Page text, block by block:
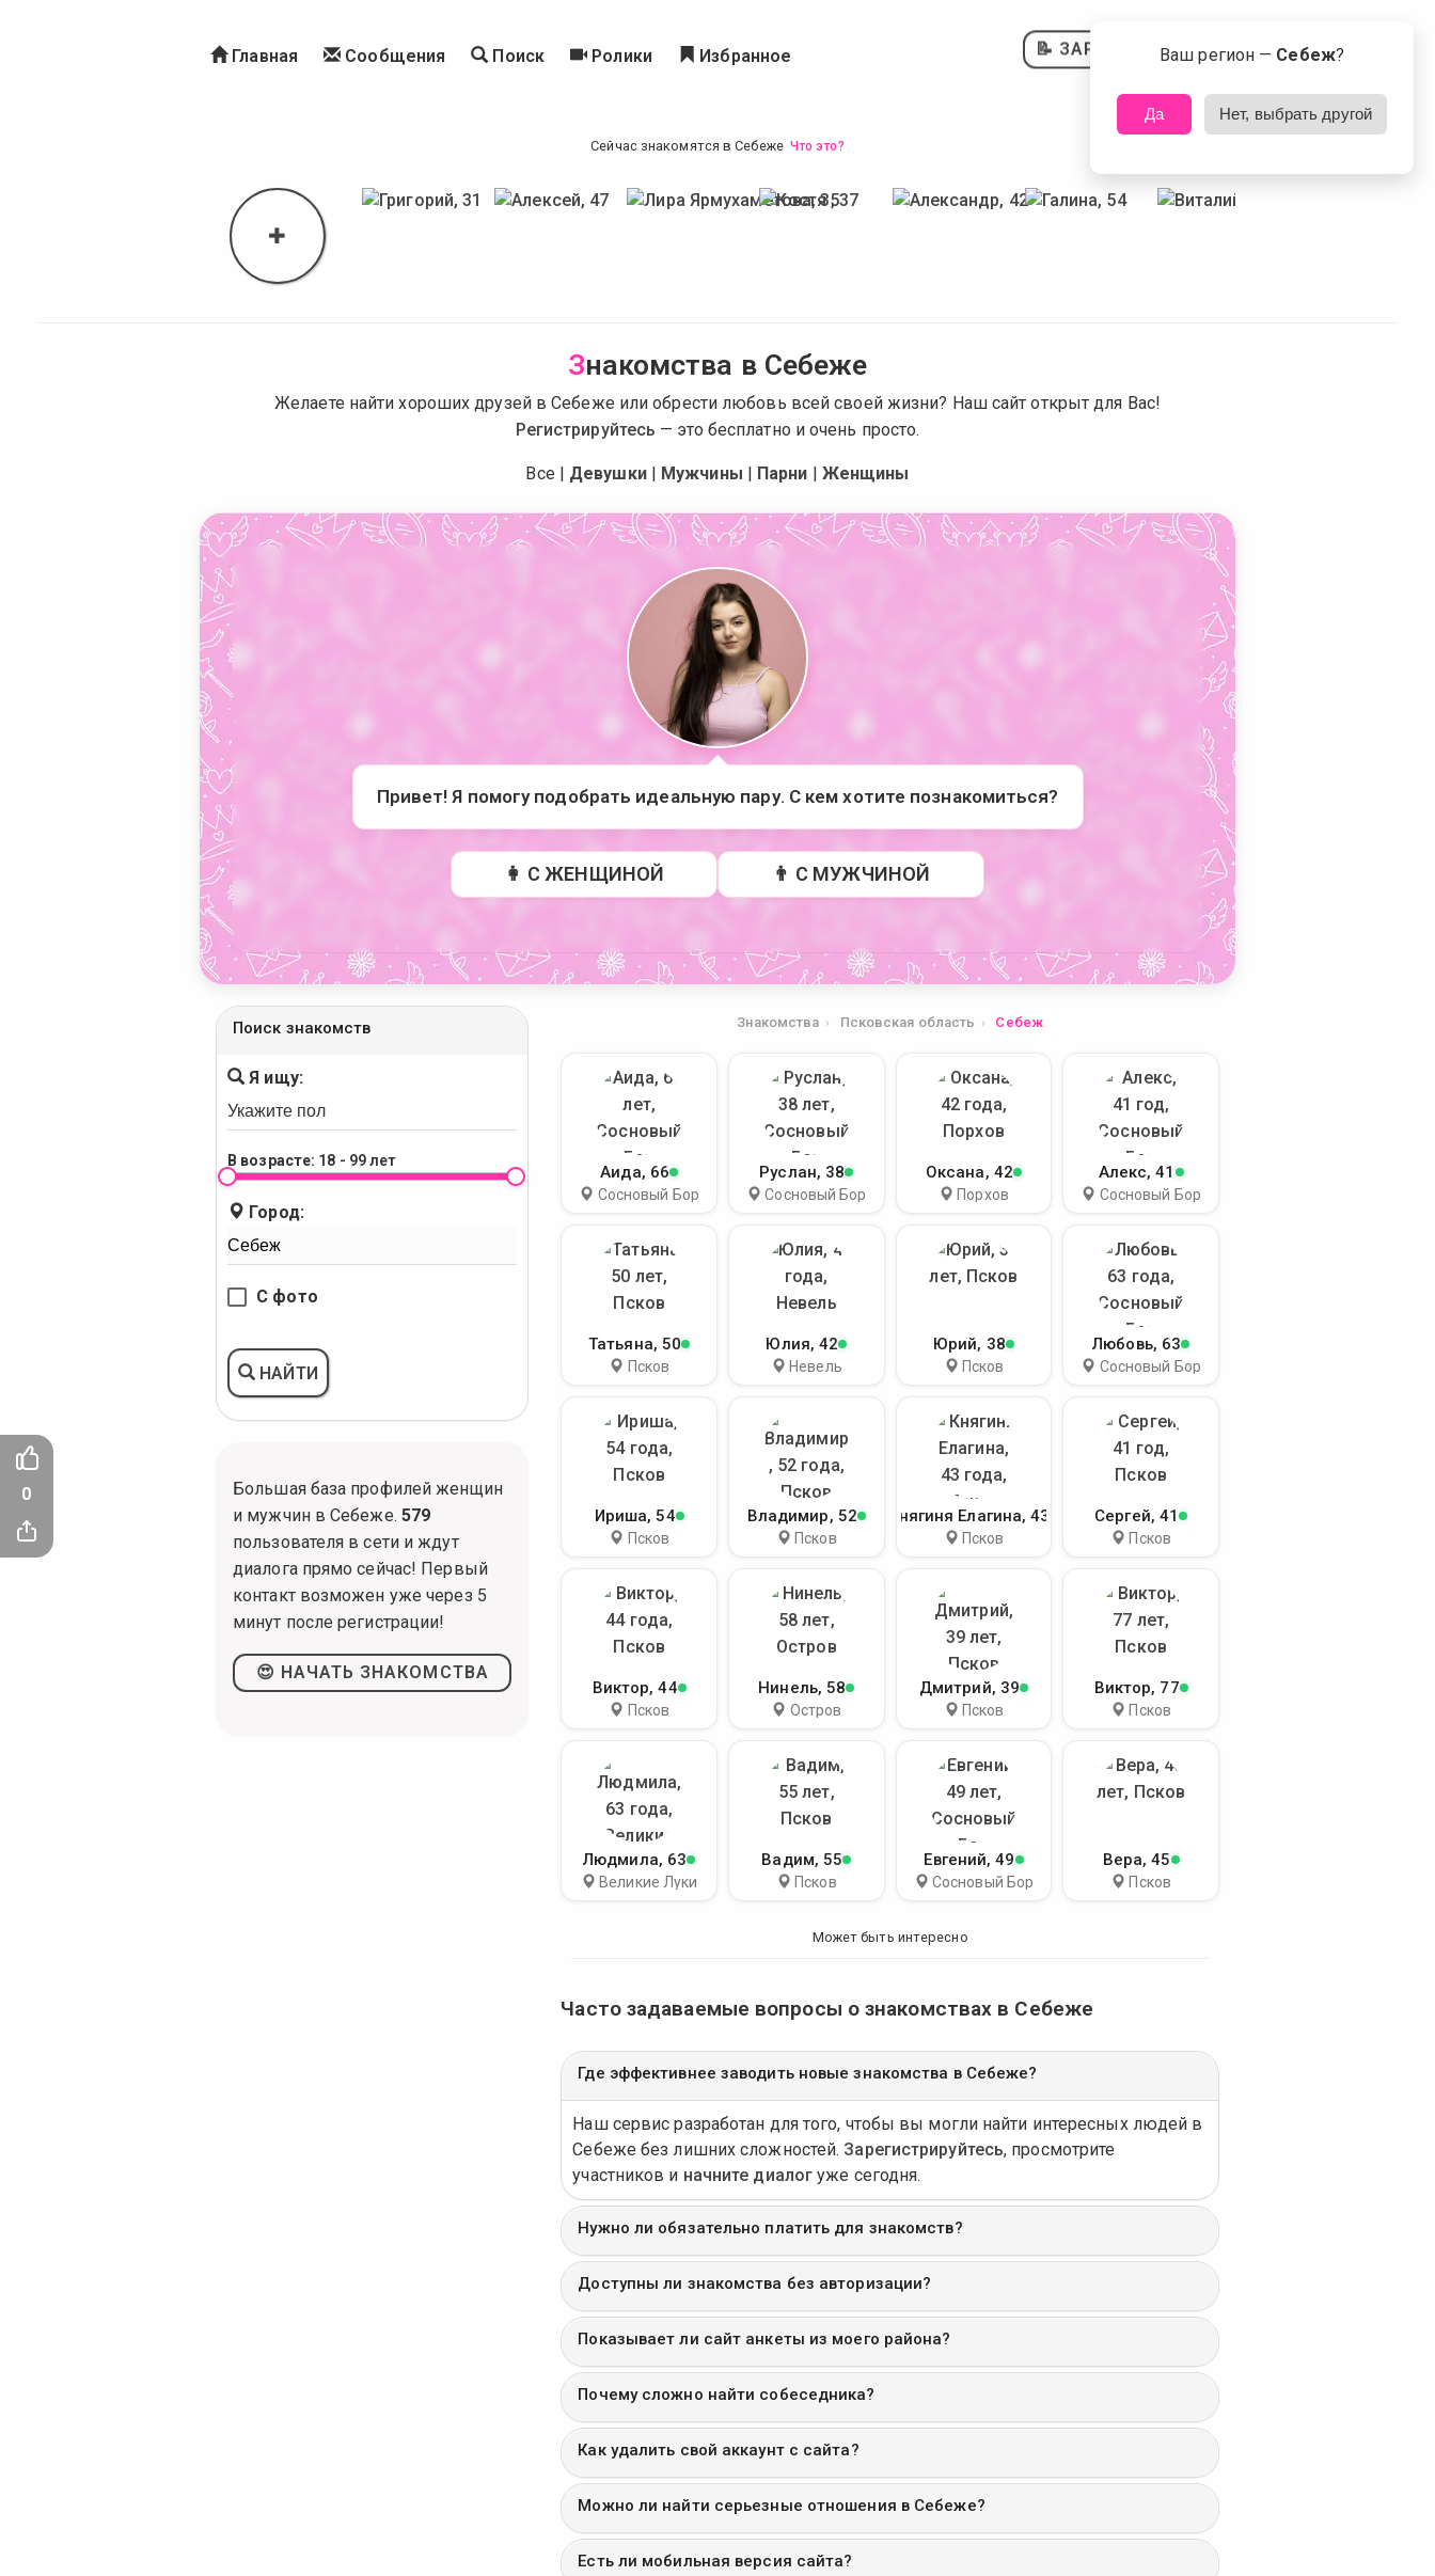
Главная Сообщения Поиск Ролики Избранное 📝 ЗАРЕГИСТРИРОВАТЬСЯ
Сейчас знакомятся в Себеже Что это?
Знакомства в Себеже
Желаете найти хороших друзей в Себеже или обрести любовь всей своей жизни? Наш сайт открыт для Вас!
Регистрируйтесь — это бесплатно и очень просто.
Все | Девушки| Мужчины | Парни | Женщины
Привет! Я помогу подобрать идеальную пару. С кем хотите познакомиться?
👩 С ЖЕНЩИНОЙ 👨 С МУЖЧИНОЙ
Поиск знакомств
Я ищу:
В возрасте: 18 - 99 лет
Город:
С фото
НАЙТИ
Большая база профилей женщин
и мужчин в Себеже. 579
пользователя в сети и ждут
диалога прямо сейчас! Первый
контакт возможен уже через 5
минут после регистрации!
😍 НАЧАТЬ ЗНАКОМСТВА
Знакомства Псковская область Себеж
Аида, 66
Сосновый Бор
Руслан, 38
Сосновый Бор
Оксана, 42
Порхов
Алекс, 41
Сосновый Бор
Татьяна, 50
Псков
Юлия, 42
Невель
Юрий, 38
Псков
Любовь, 63
Сосновый Бор
Ириша, 54
Псков
Владимир, 52
Псков
Княгиня Елагина, 43
Псков
Сергей, 41
Псков
Виктор, 44
Псков
Нинель, 58
Остров
Дмитрий, 39
Псков
Виктор, 77
Псков
Людмила, 63
Великие Луки
Вадим, 55
Псков
Евгений, 49
Сосновый Бор
Вера, 45
Псков
Может быть интересно
Часто задаваемые вопросы о знакомствах в Себеже
Где эффективнее заводить новые знакомства в Себеже?
Наш сервис разработан для того, чтобы вы могли найти интересных людей в
Себеже без лишних сложностей. Зарегистрируйтесь, просмотрите
участников и начните диалог уже сегодня.
Нужно ли обязательно платить для знакомств?
Доступны ли знакомства без авторизации?
Показывает ли сайт анкеты из моего района?
Почему сложно найти собеседника?
Как удалить свой аккаунт с сайта?
Можно ли найти серьезные отношения в Себеже?
Есть ли мобильная версия сайта?
0
Ваш регион — Себеж?
Да Нет, выбрать другой